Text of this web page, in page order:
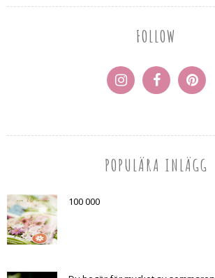
FOLLOW
POPULÄRA INLÄGG
100 000